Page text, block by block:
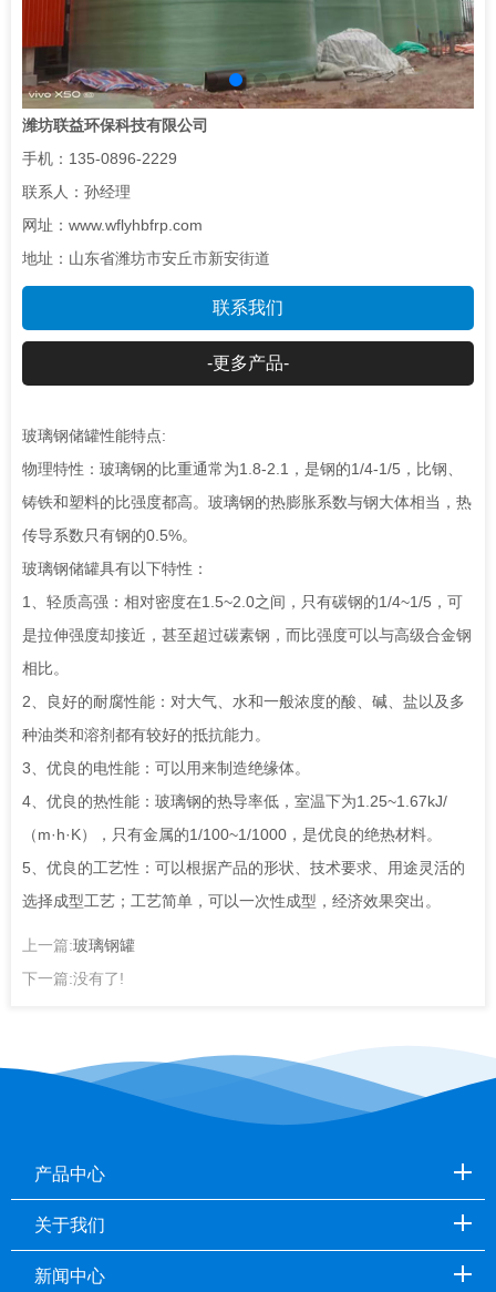
潍坊联益环保科技有限公司
手机：135-0896-2229
联系人：孙经理
网址：www.wflyhbfrp.com
地址：山东省潍坊市安丘市新安街道
联系我们
-更多产品-
玻璃钢储罐性能特点:
物理特性：玻璃钢的比重通常为1.8-2.1，是钢的1/4-1/5，比钢、
铸铁和塑料的比强度都高。玻璃钢的热膨胀系数与钢大体相当，热
传导系数只有钢的0.5%。
玻璃钢储罐具有以下特性：
1、轻质高强：相对密度在1.5~2.0之间，只有碳钢的1/4~1/5，可
是拉伸强度却接近，甚至超过碳素钢，而比强度可以与高级合金钢
相比。
2、良好的耐腐性能：对大气、水和一般浓度的酸、碱、盐以及多
种油类和溶剂都有较好的抵抗能力。
3、优良的电性能：可以用来制造绝缘体。
4、优良的热性能：玻璃钢的热导率低，室温下为1.25~1.67kJ/
（m·h·K），只有金属的1/100~1/1000，是优良的绝热材料。
5、优良的工艺性：可以根据产品的形状、技术要求、用途灵活的
选择成型工艺；工艺简单，可以一次性成型，经济效果突出。
上一篇:玻璃钢罐
下一篇:没有了!
产品中心
关于我们
新闻中心